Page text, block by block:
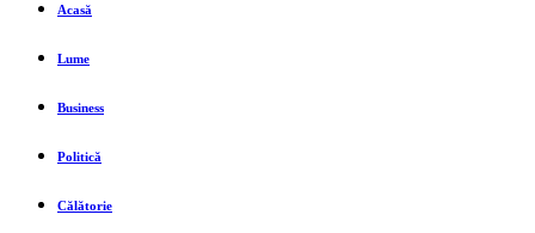
Acasă
Lume
Business
Politică
Călătorie